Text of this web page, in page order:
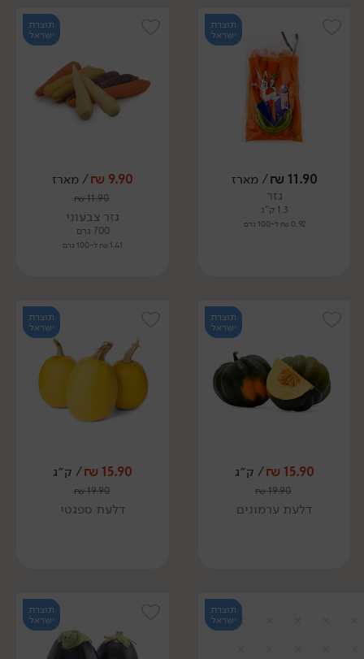
תוצרת
ישראל
11.90
₪/ מארז
גזר
1.3 ק"ג
0.92 ₪ ל-100 גרם
תוצרת
ישראל
9.90
₪/ מארז
11.90
₪
גזר צבעוני
700 גרם
1.41 ₪ ל-100 גרם
תוצרת
ישראל
15.90
₪/ ק״ג
19.90
₪
דלעת ערמונים
תוצרת
ישראל
15.90
₪/ ק״ג
19.90
₪
דלעת ספגטי
תוצרת
ישראל
תוצרת
ישראל